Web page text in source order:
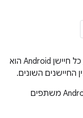
מנקודת המבט של אפליקציות Android, כל חיישן Android הוא
החיישנים השונים.
זה נכון גם אם כמה חיישנים של Android משתפים